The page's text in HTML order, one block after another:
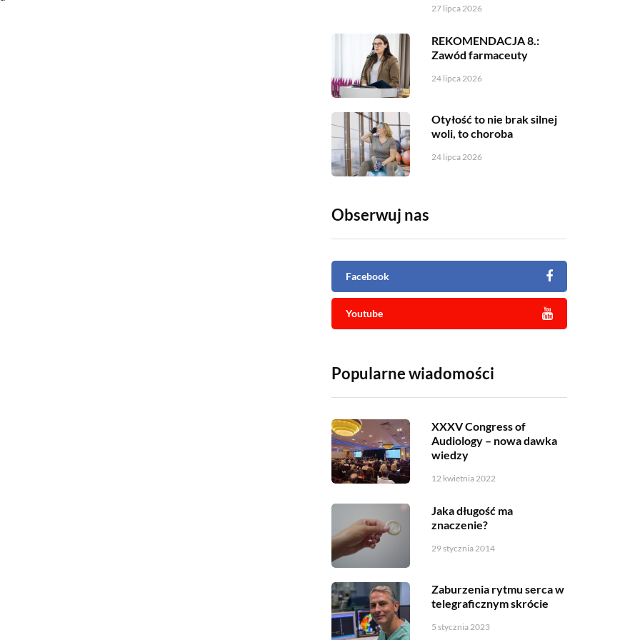
27 lipca 2026
REKOMENDACJA 8.:
Zawód farmaceuty
24 lipca 2026
Otyłość to nie brak silnej
woli, to choroba
24 lipca 2026
Obserwuj nas
Facebook
Youtube
Popularne wiadomości
XXXV Congress of
Audiology – nowa dawka
wiedzy
12 kwietnia 2022
Jaka długość ma
znaczenie?
29 stycznia 2014
Zaburzenia rytmu serca w
telegraficznym skrócie
5 stycznia 2023